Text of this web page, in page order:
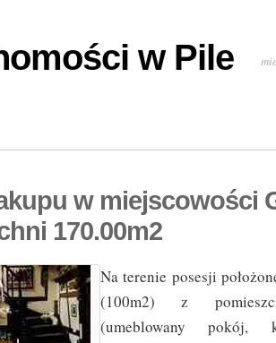
w Pile
w miejscowości
170.00m2
Na terenie posesji
(100m2) z
(umeblowany pokój,